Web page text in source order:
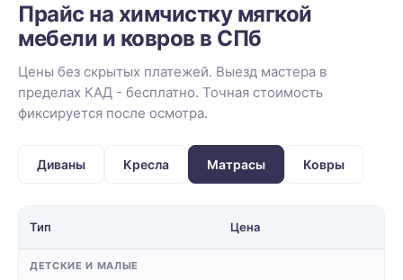
Прайс на химчистку мягкой
мебели и ковров в СПб
Цены без скрытых платежей. Выезд мастера в
пределах КАД - бесплатно. Точная стоимость
фиксируется после осмотра.
Диваны Кресла Матрасы Ковры
Тип Цена
ДЕТСКИЕ И МАЛЫЕ